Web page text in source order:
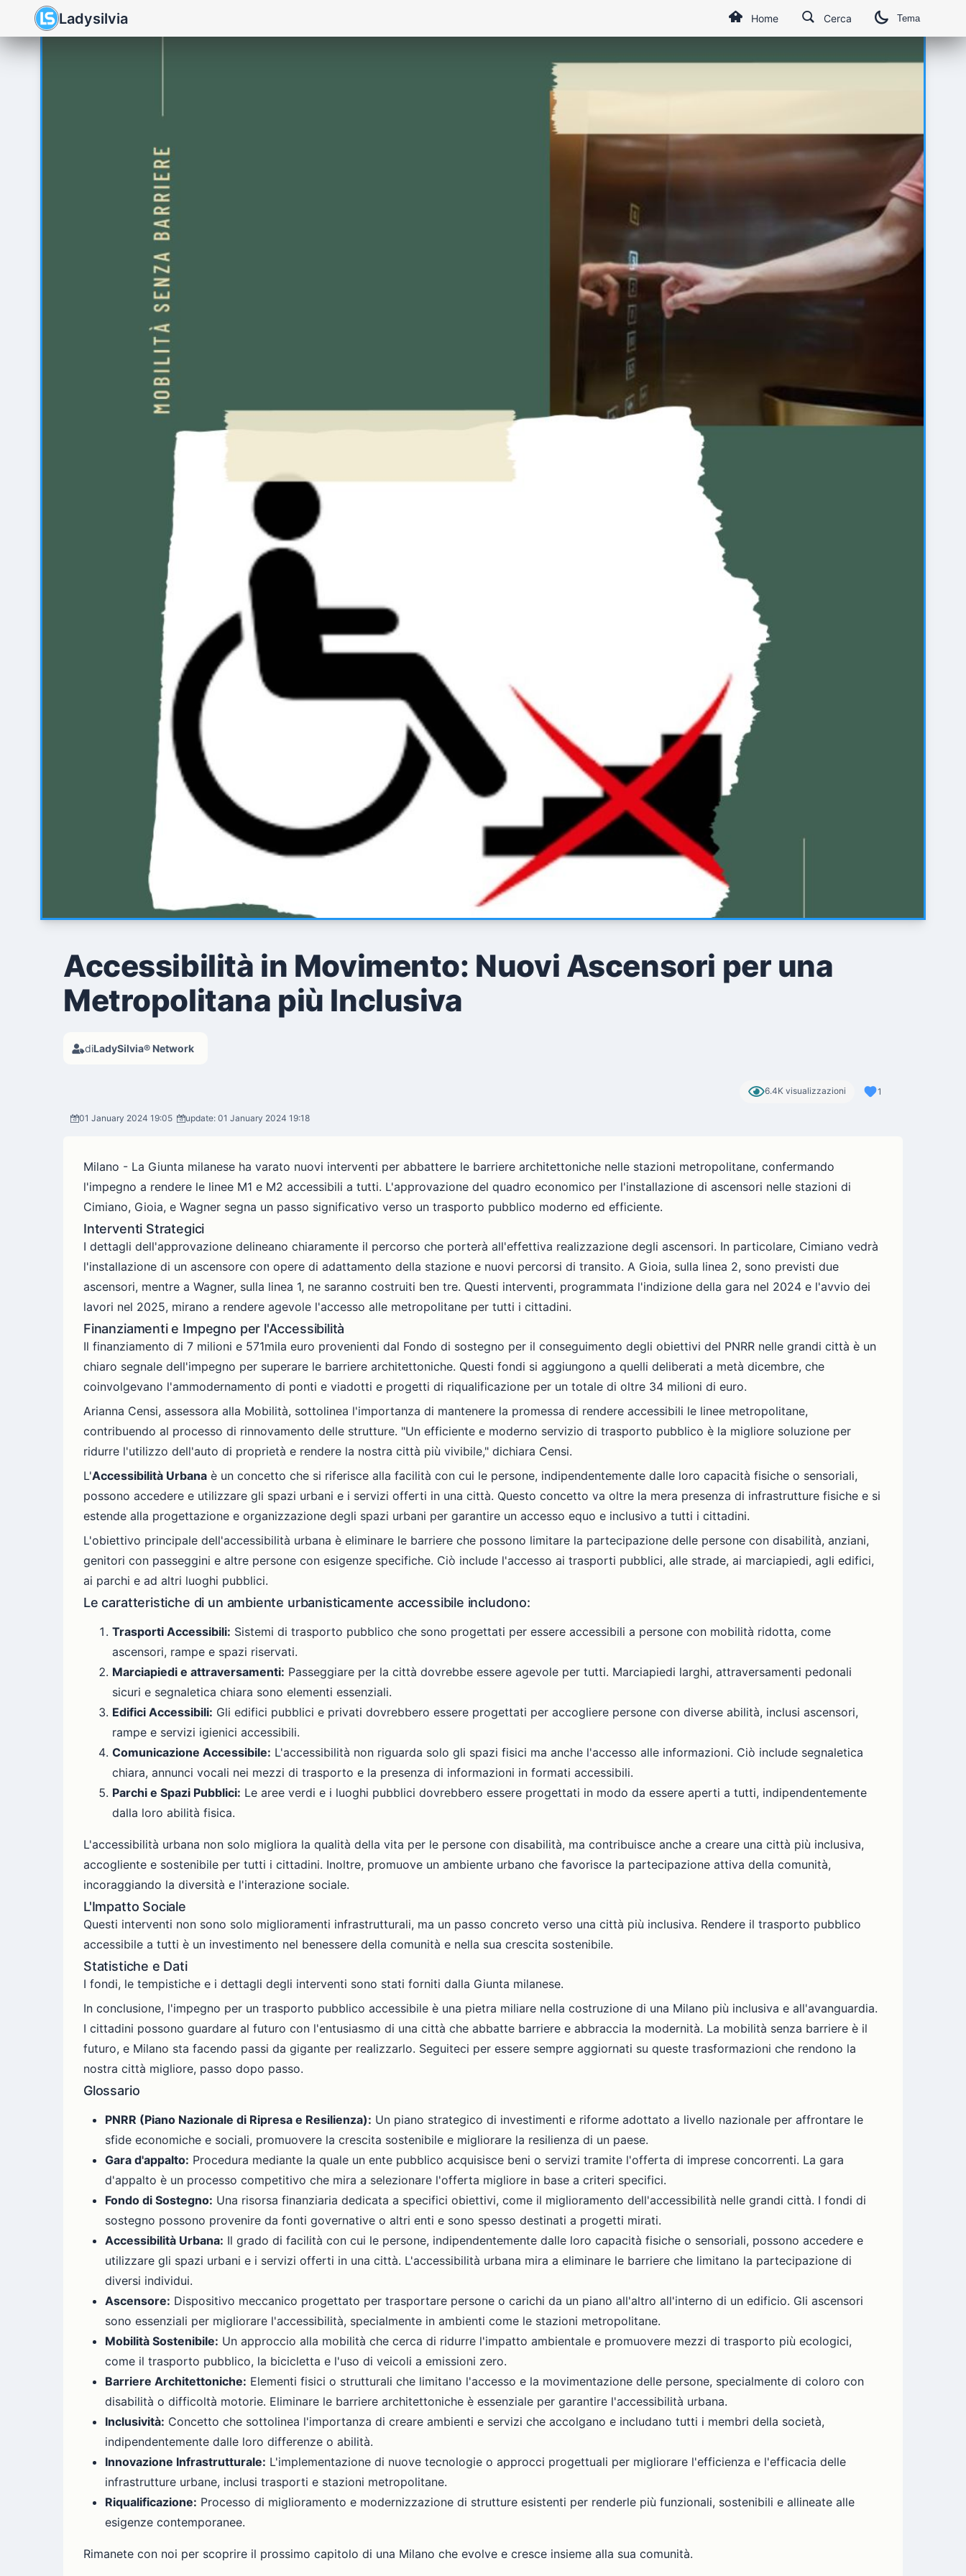
Ladysilvia Home Cerca Tema
Accessibilità in Movimento: Nuovi Ascensori per una
Metropolitana più Inclusiva
diLadySilvia® Network
6.4K visualizzazioni 1
01 January 2024 19:05 update: 01 January 2024 19:18
Milano - La Giunta milanese ha varato nuovi interventi per abbattere le barriere architettoniche nelle stazioni metropolitane, confermando
l'impegno a rendere le linee M1 e M2 accessibili a tutti. L'approvazione del quadro economico per l'installazione di ascensori nelle stazioni di
Cimiano, Gioia, e Wagner segna un passo significativo verso un trasporto pubblico moderno ed efficiente.
Interventi Strategici
I dettagli dell'approvazione delineano chiaramente il percorso che porterà all'effettiva realizzazione degli ascensori. In particolare, Cimiano vedrà
l'installazione di un ascensore con opere di adattamento della stazione e nuovi percorsi di transito. A Gioia, sulla linea 2, sono previsti due
ascensori, mentre a Wagner, sulla linea 1, ne saranno costruiti ben tre. Questi interventi, programmata l'indizione della gara nel 2024 e l'avvio dei
lavori nel 2025, mirano a rendere agevole l'accesso alle metropolitane per tutti i cittadini.
Finanziamenti e Impegno per l'Accessibilità
Il finanziamento di 7 milioni e 571mila euro provenienti dal Fondo di sostegno per il conseguimento degli obiettivi del PNRR nelle grandi città è un
chiaro segnale dell'impegno per superare le barriere architettoniche. Questi fondi si aggiungono a quelli deliberati a metà dicembre, che
coinvolgevano l'ammodernamento di ponti e viadotti e progetti di riqualificazione per un totale di oltre 34 milioni di euro.
Arianna Censi, assessora alla Mobilità, sottolinea l'importanza di mantenere la promessa di rendere accessibili le linee metropolitane,
contribuendo al processo di rinnovamento delle strutture. "Un efficiente e moderno servizio di trasporto pubblico è la migliore soluzione per
ridurre l'utilizzo dell'auto di proprietà e rendere la nostra città più vivibile," dichiara Censi.
L'Accessibilità Urbana è un concetto che si riferisce alla facilità con cui le persone, indipendentemente dalle loro capacità fisiche o sensoriali,
possono accedere e utilizzare gli spazi urbani e i servizi offerti in una città. Questo concetto va oltre la mera presenza di infrastrutture fisiche e si
estende alla progettazione e organizzazione degli spazi urbani per garantire un accesso equo e inclusivo a tutti i cittadini.
L'obiettivo principale dell'accessibilità urbana è eliminare le barriere che possono limitare la partecipazione delle persone con disabilità, anziani,
genitori con passeggini e altre persone con esigenze specifiche. Ciò include l'accesso ai trasporti pubblici, alle strade, ai marciapiedi, agli edifici,
ai parchi e ad altri luoghi pubblici.
Le caratteristiche di un ambiente urbanisticamente accessibile includono:
Trasporti Accessibili: Sistemi di trasporto pubblico che sono progettati per essere accessibili a persone con mobilità ridotta, come
ascensori, rampe e spazi riservati.
Marciapiedi e attraversamenti: Passeggiare per la città dovrebbe essere agevole per tutti. Marciapiedi larghi, attraversamenti pedonali
sicuri e segnaletica chiara sono elementi essenziali.
Edifici Accessibili: Gli edifici pubblici e privati dovrebbero essere progettati per accogliere persone con diverse abilità, inclusi ascensori,
rampe e servizi igienici accessibili.
Comunicazione Accessibile: L'accessibilità non riguarda solo gli spazi fisici ma anche l'accesso alle informazioni. Ciò include segnaletica
chiara, annunci vocali nei mezzi di trasporto e la presenza di informazioni in formati accessibili.
Parchi e Spazi Pubblici: Le aree verdi e i luoghi pubblici dovrebbero essere progettati in modo da essere aperti a tutti, indipendentemente
dalla loro abilità fisica.
L'accessibilità urbana non solo migliora la qualità della vita per le persone con disabilità, ma contribuisce anche a creare una città più inclusiva,
accogliente e sostenibile per tutti i cittadini. Inoltre, promuove un ambiente urbano che favorisce la partecipazione attiva della comunità,
incoraggiando la diversità e l'interazione sociale.
L'Impatto Sociale
Questi interventi non sono solo miglioramenti infrastrutturali, ma un passo concreto verso una città più inclusiva. Rendere il trasporto pubblico
accessibile a tutti è un investimento nel benessere della comunità e nella sua crescita sostenibile.
Statistiche e Dati
I fondi, le tempistiche e i dettagli degli interventi sono stati forniti dalla Giunta milanese.
In conclusione, l'impegno per un trasporto pubblico accessibile è una pietra miliare nella costruzione di una Milano più inclusiva e all'avanguardia.
I cittadini possono guardare al futuro con l'entusiasmo di una città che abbatte barriere e abbraccia la modernità. La mobilità senza barriere è il
futuro, e Milano sta facendo passi da gigante per realizzarlo. Seguiteci per essere sempre aggiornati su queste trasformazioni che rendono la
nostra città migliore, passo dopo passo.
Glossario
PNRR (Piano Nazionale di Ripresa e Resilienza): Un piano strategico di investimenti e riforme adottato a livello nazionale per affrontare le
sfide economiche e sociali, promuovere la crescita sostenibile e migliorare la resilienza di un paese.
Gara d'appalto: Procedura mediante la quale un ente pubblico acquisisce beni o servizi tramite l'offerta di imprese concorrenti. La gara
d'appalto è un processo competitivo che mira a selezionare l'offerta migliore in base a criteri specifici.
Fondo di Sostegno: Una risorsa finanziaria dedicata a specifici obiettivi, come il miglioramento dell'accessibilità nelle grandi città. I fondi di
sostegno possono provenire da fonti governative o altri enti e sono spesso destinati a progetti mirati.
Accessibilità Urbana: Il grado di facilità con cui le persone, indipendentemente dalle loro capacità fisiche o sensoriali, possono accedere e
utilizzare gli spazi urbani e i servizi offerti in una città. L'accessibilità urbana mira a eliminare le barriere che limitano la partecipazione di
diversi individui.
Ascensore: Dispositivo meccanico progettato per trasportare persone o carichi da un piano all'altro all'interno di un edificio. Gli ascensori
sono essenziali per migliorare l'accessibilità, specialmente in ambienti come le stazioni metropolitane.
Mobilità Sostenibile: Un approccio alla mobilità che cerca di ridurre l'impatto ambientale e promuovere mezzi di trasporto più ecologici,
come il trasporto pubblico, la bicicletta e l'uso di veicoli a emissioni zero.
Barriere Architettoniche: Elementi fisici o strutturali che limitano l'accesso e la movimentazione delle persone, specialmente di coloro con
disabilità o difficoltà motorie. Eliminare le barriere architettoniche è essenziale per garantire l'accessibilità urbana.
Inclusività: Concetto che sottolinea l'importanza di creare ambienti e servizi che accolgano e includano tutti i membri della società,
indipendentemente dalle loro differenze o abilità.
Innovazione Infrastrutturale: L'implementazione di nuove tecnologie o approcci progettuali per migliorare l'efficienza e l'efficacia delle
infrastrutture urbane, inclusi trasporti e stazioni metropolitane.
Riqualificazione: Processo di miglioramento e modernizzazione di strutture esistenti per renderle più funzionali, sostenibili e allineate alle
esigenze contemporanee.
Rimanete con noi per scoprire il prossimo capitolo di una Milano che evolve e cresce insieme alla sua comunità.